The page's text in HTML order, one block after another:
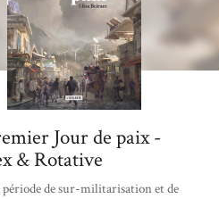
Jour de paix -
& Rotative
période de sur-militarisation et de